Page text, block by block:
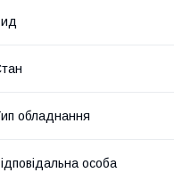
обладнання
особа